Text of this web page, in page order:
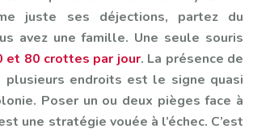
juste ses déjections, partez du
avez une famille. Une seule souris
et 80 crottes par jour. La présence de
plusieurs endroits est le signe quasi
Poser un ou deux pièges face à
une stratégie vouée à l’échec. C’est